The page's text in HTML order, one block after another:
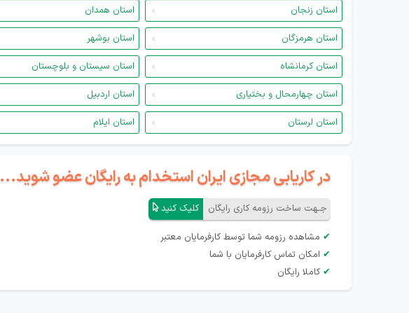
استان زنجان
استان همدان
استان هرمزگان
استان بوشهر
استان کرمانشاه
استان سیستان و بلوچستان
استان چهارمحال و بختیاری
استان اردبیل
استان لرستان
استان ایلام
در کاریابی مجازی ایران استخدام به رایگان عضو شوید...
جـهت ساخت رزومه کاری رایگان کلیک کنید
✔ مشاهده رزومه شما توسط کارفرمایان معتبر
✔ امکان تماس کارفرمایان با شما
✔ کاملا رایگان